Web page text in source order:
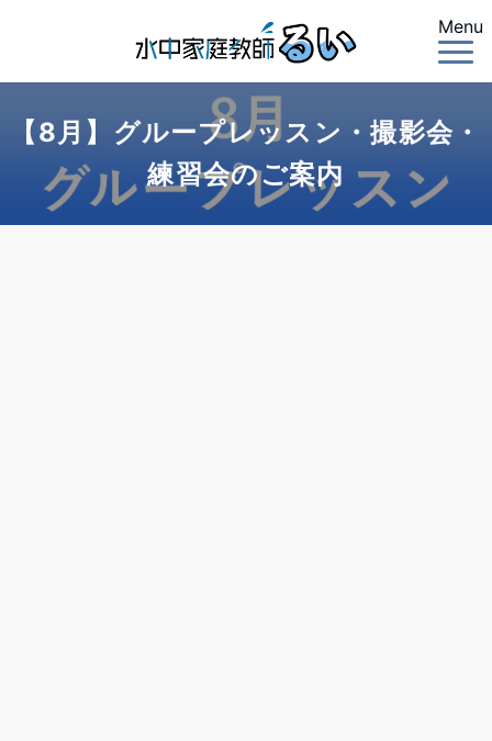
Menu
【8月】グループレッスン・撮影会・
練習会のご案内